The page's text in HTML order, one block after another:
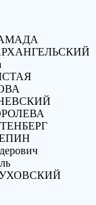
АРХАНГЕЛЬСКИЙ